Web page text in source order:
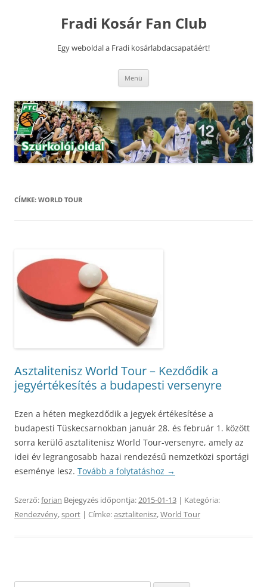
Fradi Kosár Fan Club
Egy weboldal a Fradi kosárlabdacsapatáért!
Menü
CÍMKE: WORLD TOUR
Asztalitenisz World Tour – Kezdődik a
jegyértékesítés a budapesti versenyre
Ezen a héten megkezdődik a jegyek értékesítése a
budapesti Tüskecsarnokban január 28. és február 1. között
sorra kerülő asztalitenisz World Tour-versenyre, amely az
idei év legrangosabb hazai rendezésű nemzetközi sportági
eseménye lesz. Tovább a folytatáshoz →
Szerző:forian Bejegyzés időpontja:2015-01-13 | Kategória:
Rendezvény,sport | Címke:asztalitenisz,World Tour